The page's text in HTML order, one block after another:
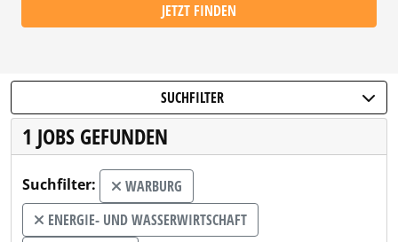
JETZT FINDEN
SUCHFILTER
1 JOBS GEFUNDEN
Suchfilter:
WARBURG
ENERGIE- UND WASSERWIRTSCHAFT